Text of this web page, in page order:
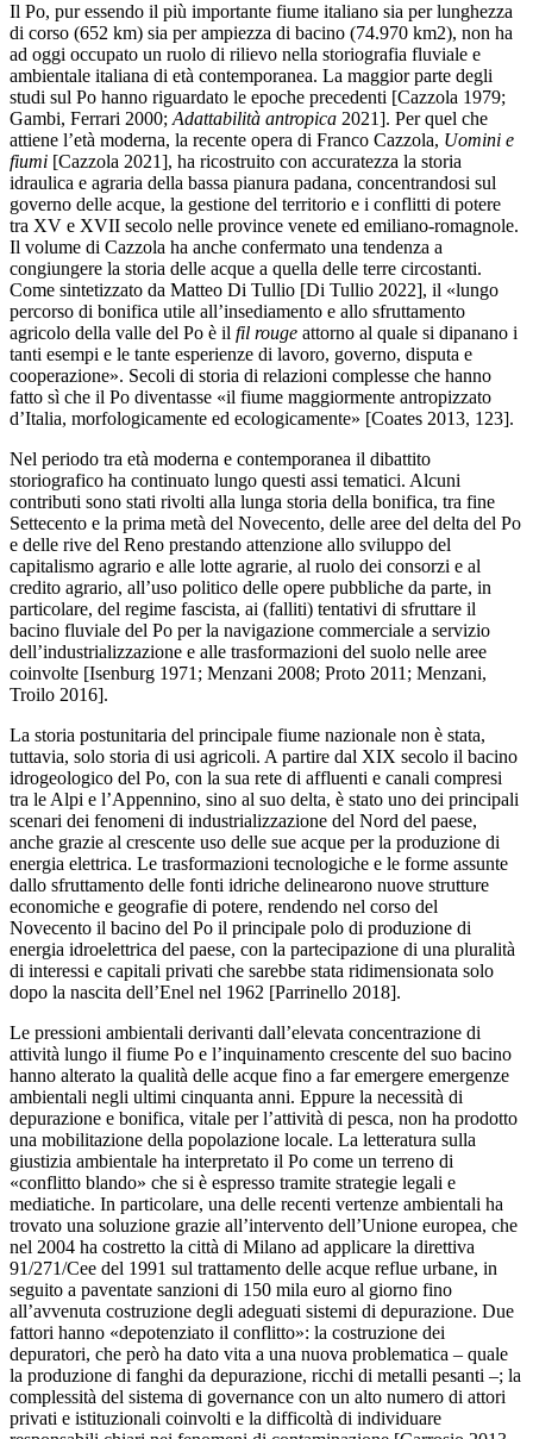
Il Po, pur essendo il più importante fiume italiano sia per lunghezza
di corso (652 km) sia per ampiezza di bacino (74.970 km2), non ha
ad oggi occupato un ruolo di rilievo nella storiografia fluviale e
ambientale italiana di età contemporanea. La maggior parte degli
studi sul Po hanno riguardato le epoche precedenti [Cazzola 1979;
Gambi, Ferrari 2000; Adattabilità antropica 2021]. Per quel che
attiene l’età moderna, la recente opera di Franco Cazzola, Uomini e
fiumi [Cazzola 2021], ha ricostruito con accuratezza la storia
idraulica e agraria della bassa pianura padana, concentrandosi sul
governo delle acque, la gestione del territorio e i conflitti di potere
tra XV e XVII secolo nelle province venete ed emiliano-romagnole.
Il volume di Cazzola ha anche confermato una tendenza a
congiungere la storia delle acque a quella delle terre circostanti.
Come sintetizzato da Matteo Di Tullio [Di Tullio 2022], il «lungo
percorso di bonifica utile all’insediamento e allo sfruttamento
agricolo della valle del Po è il fil rouge attorno al quale si dipanano i
tanti esempi e le tante esperienze di lavoro, governo, disputa e
cooperazione». Secoli di storia di relazioni complesse che hanno
fatto sì che il Po diventasse «il fiume maggiormente antropizzato
d’Italia, morfologicamente ed ecologicamente» [Coates 2013, 123].
Nel periodo tra età moderna e contemporanea il dibattito
storiografico ha continuato lungo questi assi tematici. Alcuni
contributi sono stati rivolti alla lunga storia della bonifica, tra fine
Settecento e la prima metà del Novecento, delle aree del delta del Po
e delle rive del Reno prestando attenzione allo sviluppo del
capitalismo agrario e alle lotte agrarie, al ruolo dei consorzi e al
credito agrario, all’uso politico delle opere pubbliche da parte, in
particolare, del regime fascista, ai (falliti) tentativi di sfruttare il
bacino fluviale del Po per la navigazione commerciale a servizio
dell’industrializzazione e alle trasformazioni del suolo nelle aree
coinvolte [Isenburg 1971; Menzani 2008; Proto 2011; Menzani,
Troilo 2016].
La storia postunitaria del principale fiume nazionale non è stata,
tuttavia, solo storia di usi agricoli. A partire dal XIX secolo il bacino
idrogeologico del Po, con la sua rete di affluenti e canali compresi
tra le Alpi e l’Appennino, sino al suo delta, è stato uno dei principali
scenari dei fenomeni di industrializzazione del Nord del paese,
anche grazie al crescente uso delle sue acque per la produzione di
energia elettrica. Le trasformazioni tecnologiche e le forme assunte
dallo sfruttamento delle fonti idriche delinearono nuove strutture
economiche e geografie di potere, rendendo nel corso del
Novecento il bacino del Po il principale polo di produzione di
energia idroelettrica del paese, con la partecipazione di una pluralità
di interessi e capitali privati che sarebbe stata ridimensionata solo
dopo la nascita dell’Enel nel 1962 [Parrinello 2018].
Le pressioni ambientali derivanti dall’elevata concentrazione di
attività lungo il fiume Po e l’inquinamento crescente del suo bacino
hanno alterato la qualità delle acque fino a far emergere emergenze
ambientali negli ultimi cinquanta anni. Eppure la necessità di
depurazione e bonifica, vitale per l’attività di pesca, non ha prodotto
una mobilitazione della popolazione locale. La letteratura sulla
giustizia ambientale ha interpretato il Po come un terreno di
«conflitto blando» che si è espresso tramite strategie legali e
mediatiche. In particolare, una delle recenti vertenze ambientali ha
trovato una soluzione grazie all’intervento dell’Unione europea, che
nel 2004 ha costretto la città di Milano ad applicare la direttiva
91/271/Cee del 1991 sul trattamento delle acque reflue urbane, in
seguito a paventate sanzioni di 150 mila euro al giorno fino
all’avvenuta costruzione degli adeguati sistemi di depurazione. Due
fattori hanno «depotenziato il conflitto»: la costruzione dei
depuratori, che però ha dato vita a una nuova problematica – quale
la produzione di fanghi da depurazione, ricchi di metalli pesanti –; la
complessità del sistema di governance con un alto numero di attori
privati e istituzionali coinvolti e la difficoltà di individuare